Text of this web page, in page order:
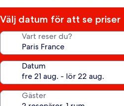
Välj datum för att se priser
Vart reser du?
Datum
Gäster